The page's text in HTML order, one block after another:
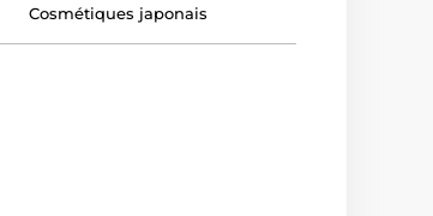
Cosmétiques japonais